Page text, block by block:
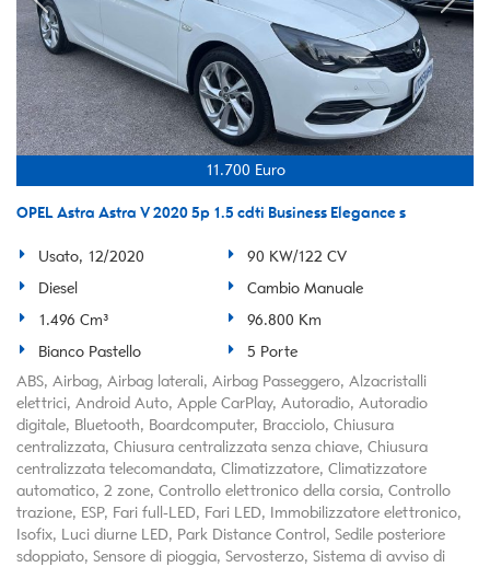
11.700 Euro
OPEL Astra Astra V 2020 5p 1.5 cdti Business Elegance s
Usato, 12/2020
90 KW/122 CV
Diesel
Cambio Manuale
1.496 Cm³
96.800 Km
Bianco Pastello
5 Porte
ABS, Airbag, Airbag laterali, Airbag Passeggero, Alzacristalli
elettrici, Android Auto, Apple CarPlay, Autoradio, Autoradio
digitale, Bluetooth, Boardcomputer, Bracciolo, Chiusura
centralizzata, Chiusura centralizzata senza chiave, Chiusura
centralizzata telecomandata, Climatizzatore, Climatizzatore
automatico, 2 zone, Controllo elettronico della corsia, Controllo
trazione, ESP, Fari full-LED, Fari LED, Immobilizzatore elettronico,
Isofix, Luci diurne LED, Park Distance Control, Sedile posteriore
sdoppiato, Sensore di pioggia, Servosterzo, Sistema di avviso di